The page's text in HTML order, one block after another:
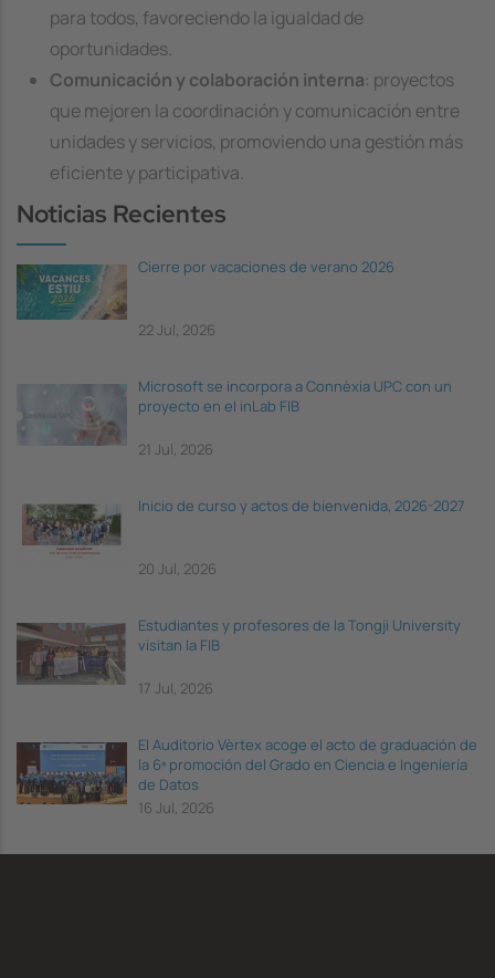
para todos, favoreciendo la igualdad de
oportunidades.
Comunicación y colaboración interna: proyectos
que mejoren la coordinación y comunicación entre
unidades y servicios, promoviendo una gestión más
eficiente y participativa.
Noticias Recientes
Cierre por vacaciones de verano 2026
22 Jul, 2026
Microsoft se incorpora a Connèxia UPC con un
proyecto en el inLab FIB
21 Jul, 2026
Inicio de curso y actos de bienvenida, 2026-2027
20 Jul, 2026
Estudiantes y profesores de la Tongji University
visitan la FIB
17 Jul, 2026
El Auditorio Vèrtex acoge el acto de graduación de
la 6ª promoción del Grado en Ciencia e Ingeniería
de Datos
16 Jul, 2026